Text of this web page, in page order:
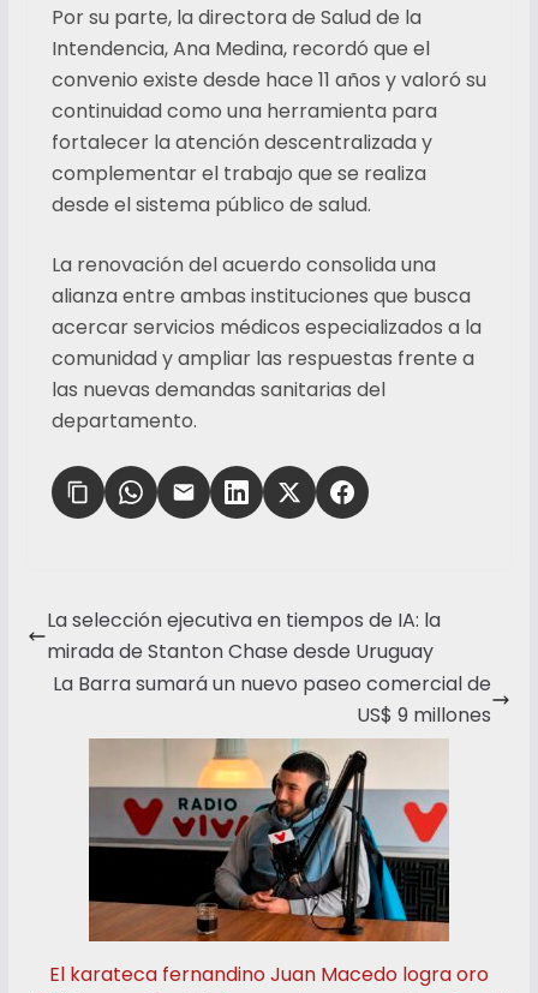
Por su parte, la directora de Salud de la
Intendencia, Ana Medina, recordó que el
convenio existe desde hace 11 años y valoró su
continuidad como una herramienta para
fortalecer la atención descentralizada y
complementar el trabajo que se realiza
desde el sistema público de salud.
La renovación del acuerdo consolida una
alianza entre ambas instituciones que busca
acercar servicios médicos especializados a la
comunidad y ampliar las respuestas frente a
las nuevas demandas sanitarias del
departamento.
La selección ejecutiva en tiempos de IA: la
mirada de Stanton Chase desde Uruguay
La Barra sumará un nuevo paseo comercial de
US$ 9 millones
El karateca fernandino Juan Macedo logra oro